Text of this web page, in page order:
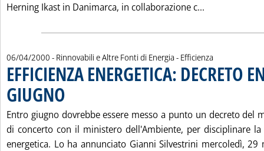
Herning Ikast in Danimarca, in collaborazione c...
06/04/2000 - Rinnovabili e Altre Fonti di Energia - Efficienza
EFFICIENZA ENERGETICA: DECRETO
GIUGNO
Entro giugno dovrebbe essere messo a punto un decreto del
di concerto con il ministero dell'Ambiente, per disciplinare
energetica. Lo ha annunciato Gianni Silvestrini mercoledì, 29